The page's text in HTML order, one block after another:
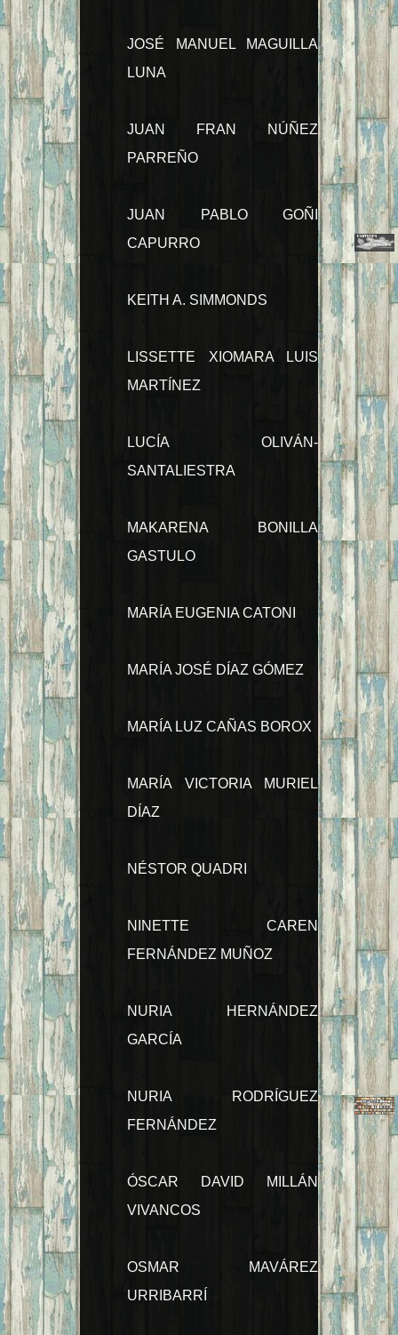
JOSÉ MANUEL MAGUILLA
LUNA
JUAN FRAN NÚÑEZ
PARREÑO
JUAN PABLO GOÑI
CAPURRO
KEITH A. SIMMONDS
LISSETTE XIOMARA LUIS
MARTÍNEZ
LUCÍA OLIVÁN-
SANTALIESTRA
MAKARENA BONILLA
GASTULO
MARÍA EUGENIA CATONI
MARÍA JOSÉ DÍAZ GÓMEZ
MARÍA LUZ CAÑAS BOROX
MARÍA VICTORIA MURIEL
DÍAZ
NÉSTOR QUADRI
NINETTE CAREN
FERNÁNDEZ MUÑOZ
NURIA HERNÁNDEZ
GARCÍA
NURIA RODRÍGUEZ
FERNÁNDEZ
ÓSCAR DAVID MILLÁN
VIVANCOS
OSMAR MAVÁREZ
URRIBARRÍ